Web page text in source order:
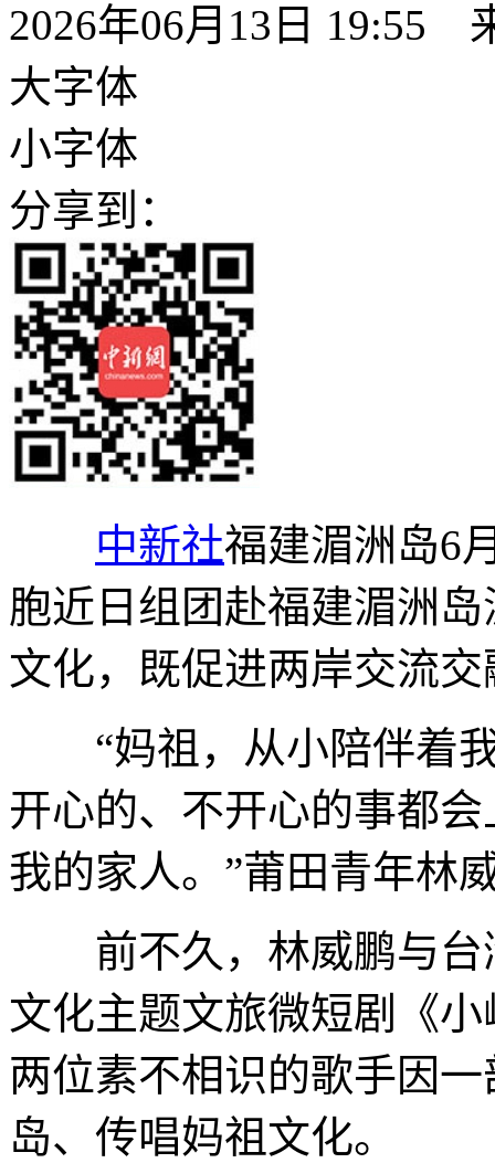
2026年06月13日 19:55
大字体
小字体
分享到：
中新社福建湄洲岛6
胞近日组团赴福建湄洲
文化，既促进两岸交流
“妈祖，从小陪伴着我
开心的、不开心的事都
我的家人。”莆田青年林
前不久，林威鹏与台
文化主题文旅微短剧《
两位素不相识的歌手因
岛、传唱妈祖文化。